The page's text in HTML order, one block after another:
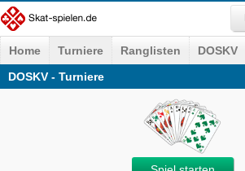
Home Turniere Ranglisten DOSKV
DOSKV - Turniere